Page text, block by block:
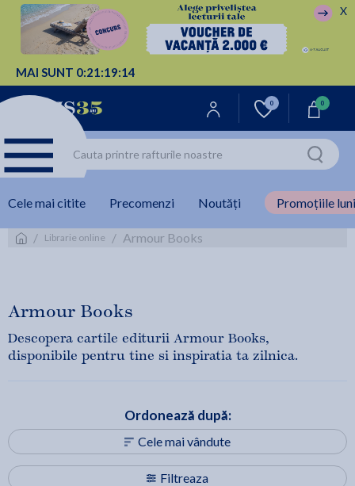
MAI SUNT 0:21:19:14
X
0 0
Cele mai citite Precomenzi Noutăți Promoțiile
/ Librarie online / Armour Books
Armour Books
Descopera cartile editurii Armour Books,
disponibile pentru tine si inspiratia ta zilnica.
Filtreaza
Ordonează după:
Cele mai vândute